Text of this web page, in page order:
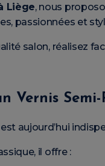
Liège, nous
passionnées et
salon, réalisez
Vernis
aujourd’hui
il offre :